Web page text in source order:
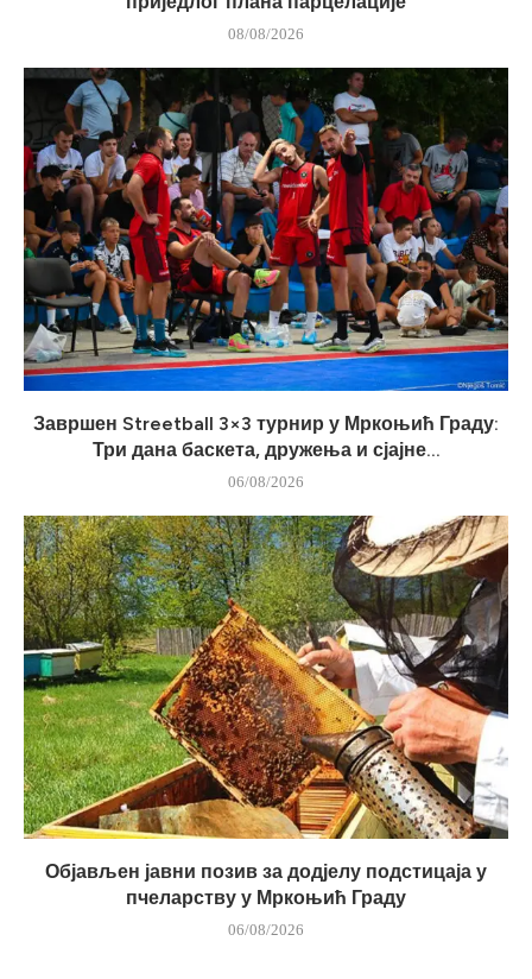
08/08/2026
Завршен Streetball 3×3 турнир у Мркоњић Граду:
Три дана баскета, дружења и сјајне...
06/08/2026
Објављен јавни позив за додјелу подстицаја у
пчеларству у Мркоњић Граду
06/08/2026